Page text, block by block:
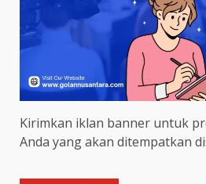
Kirimkan iklan banner untuk
Anda yang akan ditempatkan